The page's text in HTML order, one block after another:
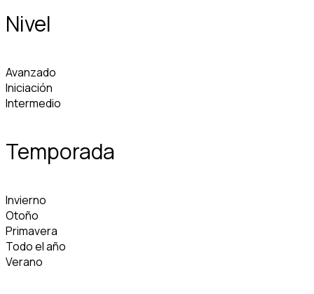
Nivel
Avanzado
Iniciación
Intermedio
Temporada
Invierno
Otoño
Primavera
Todo el año
Verano